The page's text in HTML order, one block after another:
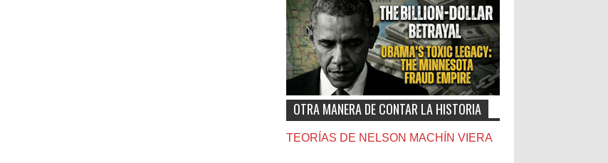
OTRA MANERA DE CONTAR LA HISTORIA
TEORÍAS DE NELSON MACHÍN VIERA